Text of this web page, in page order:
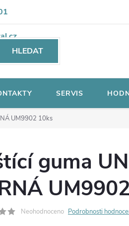
HLEDAT
SERVIS
UM9902 10ks
guma
Neohodnoceno Podrobnosti